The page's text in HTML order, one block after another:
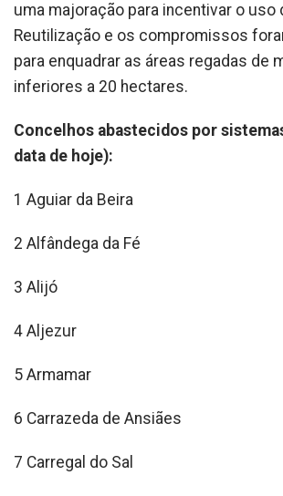
uma majoração para incentivar o uso
Reutilização e os compromissos
para enquadrar as áreas regadas de
inferiores a 20 hectares.
Concelhos abastecidos por
data de hoje):
1 Aguiar da Beira
2 Alfândega da Fé
3 Alijó
4 Aljezur
5 Armamar
6 Carrazeda de Ansiães
7 Carregal do Sal